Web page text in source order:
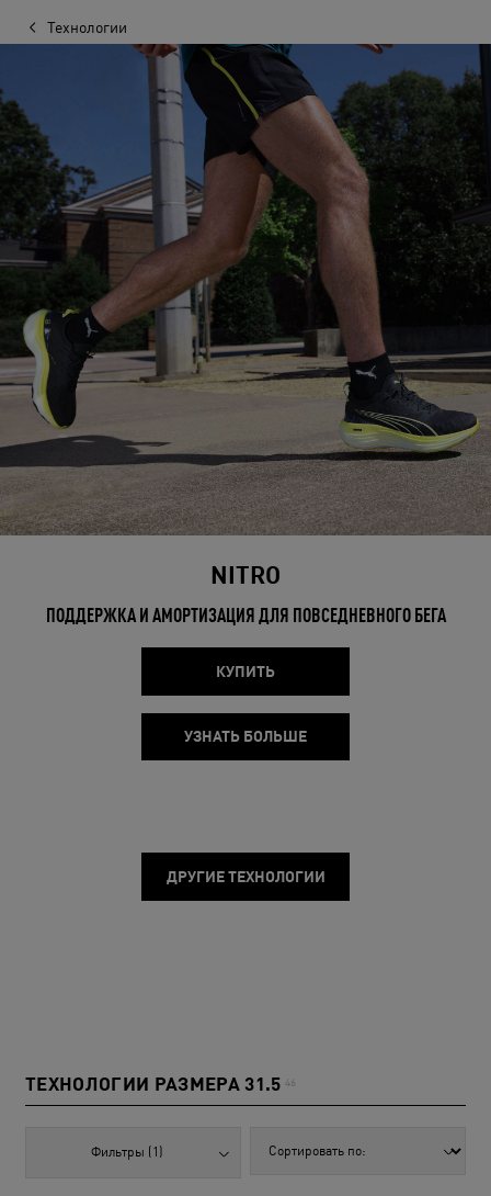
Технологии
NITRO
ПОДДЕРЖКА И АМОРТИЗАЦИЯ ДЛЯ ПОВСЕДНЕВНОГО БЕГА
КУПИТЬ
УЗНАТЬ БОЛЬШЕ
ДРУГИЕ ТЕХНОЛОГИИ
ТЕХНОЛОГИИ РАЗМЕРА 31.5 46
Фильтры (1)